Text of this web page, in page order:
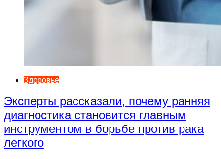
Здоровье
Эксперты рассказали, почему ранняя
диагностика становится главным
инструментом в борьбе против рака
легкого